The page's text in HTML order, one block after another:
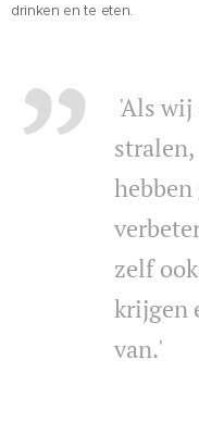
drinken en te eten.
'Als wij
zelf
krijgen
van.'